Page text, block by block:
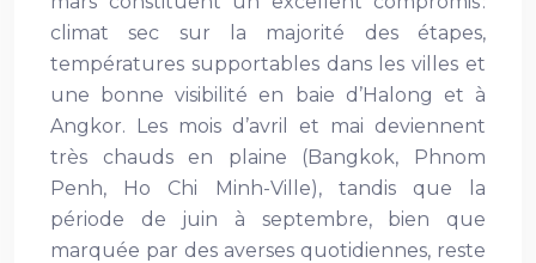
climat sec sur la majorité des étapes,
températures supportables dans les villes et
une bonne visibilité en baie d’Halong et à
Angkor. Les mois d’avril et mai deviennent
très chauds en plaine (Bangkok, Phnom
Penh, Ho Chi Minh-Ville), tandis que la
période de juin à septembre, bien que
marquée par des averses quotidiennes, reste